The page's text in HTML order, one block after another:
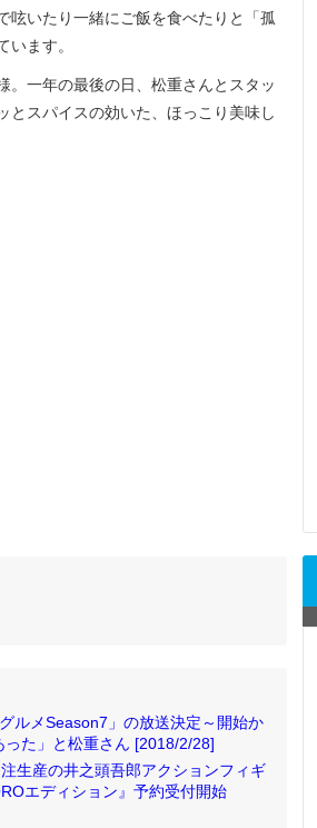
呟いたり一緒にご飯を食べたりと「孤
ます。
一年の最後の日、松重さんとスタッ
とスパイスの効いた、ほっこり美味し
ルメSeason7」の放送決定～開始か
た」と松重さん [2018/2/28]
生産の井之頭吾郎アクションフィギ
エディション』予約受付開始